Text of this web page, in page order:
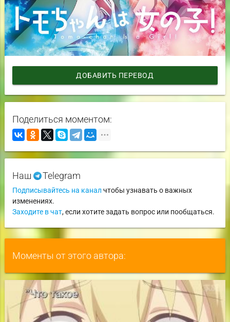
ДОБАВИТЬ ПЕРЕВОД
Поделиться моментом:
Наш Telegram
Подписывайтесь на канал чтобы узнавать о важных
изменениях.
Заходите в чат, если хотите задать вопрос или пообщаться.
Моменты от этого автора: